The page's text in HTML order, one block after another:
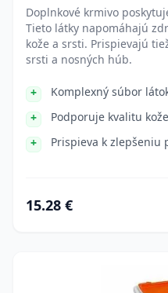
Doplnkové krmivo
Tieto látky napomáhajú
kože a srsti. Prispievajú
srsti a nosných húb.
Komplexný súbor
Podporuje kvalitu
Prispieva k zlepšeniu
15.28 €